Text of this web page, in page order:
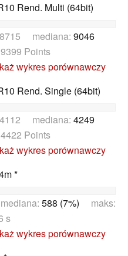
Rend. Multi (64bit)
mediana: 9046
Points
wykres porównawczy
Rend. Single (64bit)
mediana: 4249
Points
wykres porównawczy
*
588 (7%) maks:
s
wykres porównawczy